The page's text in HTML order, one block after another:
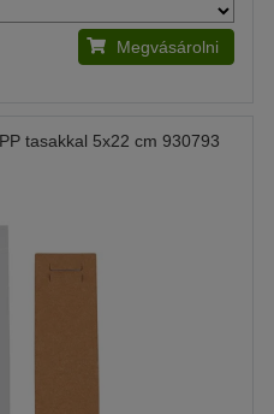
Megvásárolni
tasakkal 5x22 cm 930793